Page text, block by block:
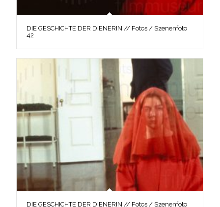
DIE GESCHICHTE DER DIENERIN // Fotos / Szenenfoto
42
DIE GESCHICHTE DER DIENERIN // Fotos / Szenenfoto